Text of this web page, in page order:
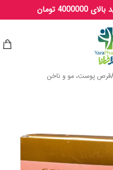
تومان
قرص پوست، مو و ناخن